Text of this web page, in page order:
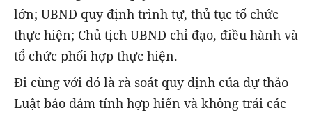
lớn; UBND quy định trình tự, thủ tục tổ chức
thực hiện; Chủ tịch UBND chỉ đạo, điều hành và
tổ chức phối hợp thực hiện.
Đi cùng với đó là rà soát quy định của dự thảo
Luật bảo đảm tính hợp hiến và không trái các